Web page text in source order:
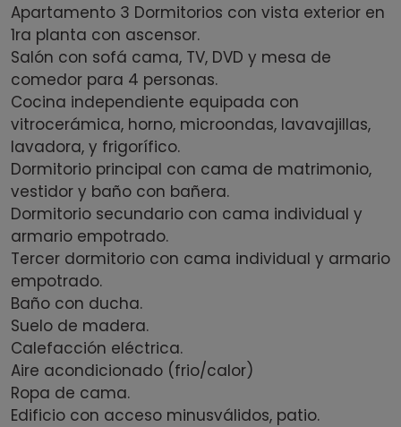
Apartamento 3 Dormitorios con vista exterior en
1ra planta con ascensor.
Salón con sofá cama, TV, DVD y mesa de
comedor para 4 personas.
Cocina independiente equipada con
vitrocerámica, horno, microondas, lavavajillas,
lavadora, y frigorífico.
Dormitorio principal con cama de matrimonio,
vestidor y baño con bañera.
Dormitorio secundario con cama individual y
armario empotrado.
Tercer dormitorio con cama individual y armario
empotrado.
Baño con ducha.
Suelo de madera.
Calefacción eléctrica.
Aire acondicionado (frio/calor)
Ropa de cama.
Edificio con acceso minusválidos, patio.